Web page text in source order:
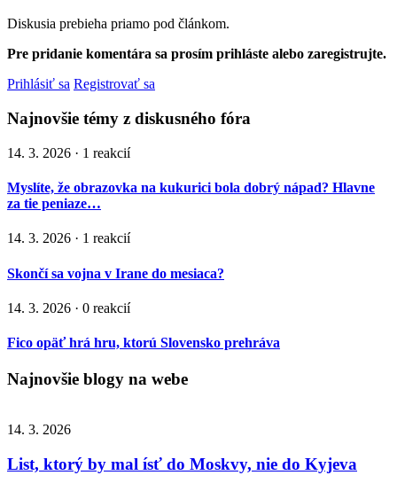
Diskusia prebieha priamo pod článkom.
Pre pridanie komentára sa prosím prihláste alebo zaregistrujte.
Prihlásiť sa Registrovať sa
Najnovšie témy z diskusného fóra
14. 3. 2026 · 1 reakcií
Myslíte, že obrazovka na kukurici bola dobrý nápad? Hlavne
za tie peniaze…
14. 3. 2026 · 1 reakcií
Skončí sa vojna v Irane do mesiaca?
14. 3. 2026 · 0 reakcií
Fico opäť hrá hru, ktorú Slovensko prehráva
Najnovšie blogy na webe
14. 3. 2026
List, ktorý by mal ísť do Moskvy, nie do Kyjeva